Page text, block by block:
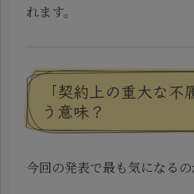
れます。
「契約上の重大な
う意味？
今回の発表で最も気になるの